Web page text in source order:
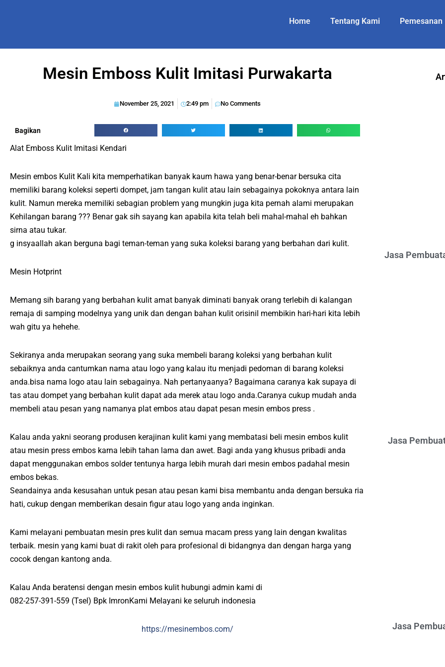
Home Tentang Kami Pemesanan
Mesin Emboss Kulit Imitasi Purwakarta
November 25, 2021 2:49 pm No Comments
Bagikan
Alat Emboss Kulit Imitasi Kendari
Mesin embos Kulit Kali kita memperhatikan banyak kaum hawa yang benar-benar bersuka cita
memiliki barang koleksi seperti dompet, jam tangan kulit atau lain sebagainya pokoknya antara lain
kulit. Namun mereka memiliki sebagian problem yang mungkin juga kita pernah alami merupakan
Kehilangan barang ??? Benar gak sih sayang kan apabila kita telah beli mahal-mahal eh bahkan
sirna atau tukar.
g insyaallah akan berguna bagi teman-teman yang suka koleksi barang yang berbahan dari kulit.
Mesin Hotprint
Memang sih barang yang berbahan kulit amat banyak diminati banyak orang terlebih di kalangan
remaja di samping modelnya yang unik dan dengan bahan kulit orisinil membikin hari-hari kita lebih
wah gitu ya hehehe.
Sekiranya anda merupakan seorang yang suka membeli barang koleksi yang berbahan kulit
sebaiknya anda cantumkan nama atau logo yang kalau itu menjadi pedoman di barang koleksi
anda.bisa nama logo atau lain sebagainya. Nah pertanyaanya? Bagaimana caranya kak supaya di
tas atau dompet yang berbahan kulit dapat ada merek atau logo anda.Caranya cukup mudah anda
membeli atau pesan yang namanya plat embos atau dapat pesan mesin embos press .
Kalau anda yakni seorang produsen kerajinan kulit kami yang membatasi beli mesin embos kulit
atau mesin press embos karna lebih tahan lama dan awet. Bagi anda yang khusus pribadi anda
dapat menggunakan embos solder tentunya harga lebih murah dari mesin embos padahal mesin
embos bekas.
Seandainya anda kesusahan untuk pesan atau pesan kami bisa membantu anda dengan bersuka ria
hati, cukup dengan memberikan desain figur atau logo yang anda inginkan.
Kami melayani pembuatan mesin pres kulit dan semua macam press yang lain dengan kwalitas
terbaik. mesin yang kami buat di rakit oleh para profesional di bidangnya dan dengan harga yang
cocok dengan kantong anda.
Kalau Anda beratensi dengan mesin embos kulit hubungi admin kami di
082-257-391-559 (Tsel) Bpk ImronKami Melayani ke seluruh indonesia
https://mesinembos.com/
Jasa
Jasa
Jasa